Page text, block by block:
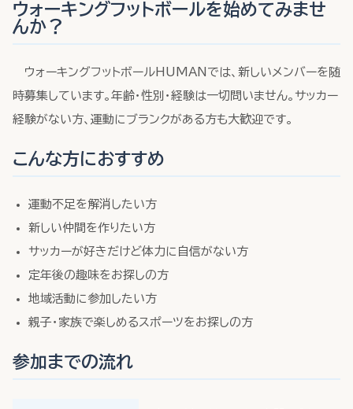
ウォーキングフットボールを始めてみませ
んか？
ウォーキングフットボールHUMANでは、新しいメンバーを随
時募集しています。年齢・性別・経験は一切問いません。サッカー
経験がない方、運動にブランクがある方も大歓迎です。
こんな方におすすめ
運動不足を解消したい方
新しい仲間を作りたい方
サッカーが好きだけど体力に自信がない方
定年後の趣味をお探しの方
地域活動に参加したい方
親子・家族で楽しめるスポーツをお探しの方
参加までの流れ